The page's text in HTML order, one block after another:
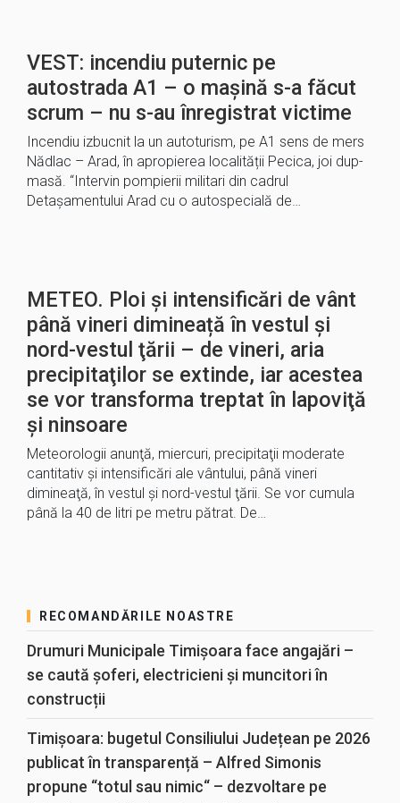
VEST: incendiu puternic pe
autostrada A1 – o mașină s-a făcut
scrum – nu s-au înregistrat victime
Incendiu izbucnit la un autoturism, pe A1 sens de mers
Nădlac – Arad, în apropierea localității Pecica, joi dup-
masă. “Intervin pompierii militari din cadrul
Detașamentului Arad cu o autospecială de…
METEO. Ploi și intensificări de vânt
până vineri dimineață în vestul şi
nord-vestul ţării – de vineri, aria
precipitaţilor se extinde, iar acestea
se vor transforma treptat în lapoviţă
şi ninsoare
Meteorologii anunţă, miercuri, precipitaţii moderate
cantitativ şi intensificări ale vântului, până vineri
dimineaţă, în vestul şi nord-vestul ţării. Se vor cumula
până la 40 de litri pe metru pătrat. De…
RECOMANDĂRILE NOASTRE
Drumuri Municipale Timișoara face angajări –
se caută șoferi, electricieni și muncitori în
construcții
Timișoara: bugetul Consiliului Județean pe 2026
publicat în transparență – Alfred Simonis
propune “totul sau nimic“ – dezvoltare pe